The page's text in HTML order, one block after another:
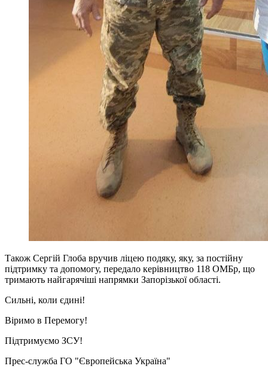
Також Сергій Глоба вручив ліцею подяку, яку, за постійну
підтримку та допомогу, передало керівництво 118 ОМБр, що
тримають найгарячіші напрямки Запорізької області.
Сильні, коли єдині!
Віримо в Перемогу!
Підтримуємо ЗСУ!
Прес-служба ГО "Європейська Україна"